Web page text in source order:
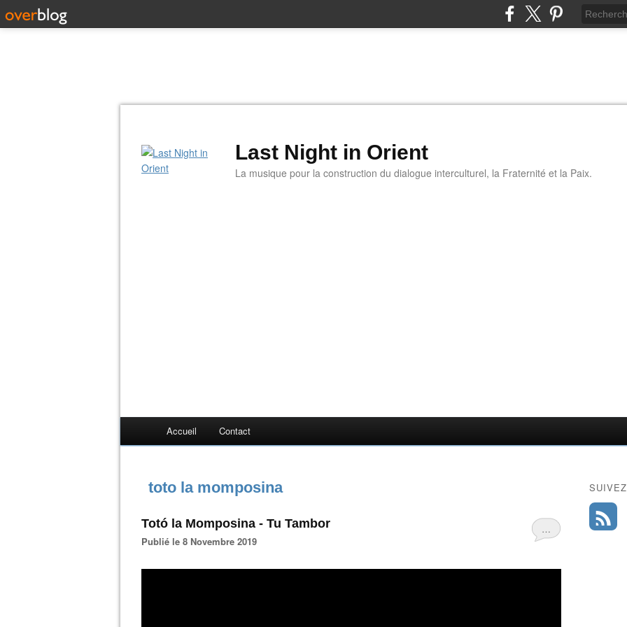
Last Night in Orient
La musique pour la construction du dialogue interculturel, la Fraternité et la Paix.
Accueil Contact
toto la momposina
…
Totó la Momposina - Tu Tambor
Publié le 8 Novembre 2019